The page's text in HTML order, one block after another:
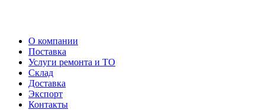
О компании
Поставка
Услуги ремонта и ТО
Склад
Доставка
Экспорт
Контакты